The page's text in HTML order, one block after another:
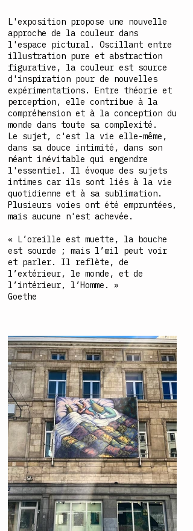
L'exposition propose une nouvelle
approche de la couleur dans
l'espace pictural. Oscillant entre
illustration pure et abstraction
figurative, la couleur est source
d'inspiration pour de nouvelles
expérimentations. Entre théorie et
perception, elle contribue à la
compréhension et à la conception du
monde dans toute sa complexité.
Le sujet, c'est la vie elle-même,
dans sa douce intimité, dans son
néant inévitable qui engendre
l'essentiel. Il évoque des sujets
intimes car ils sont liés à la vie
quotidienne et à sa sublimation.
Plusieurs voies ont été empruntées,
mais aucune n'est achevée.
« L’oreille est muette, la bouche
est sourde ; mais l’œil peut voir
et parler. Il reflète, de
l’extérieur, le monde, et de
l’intérieur, l’Homme. »
Goethe